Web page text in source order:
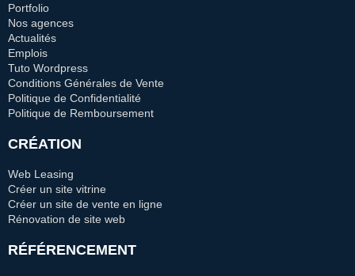
Portfolio
Nos agences
Actualités
Emplois
Tuto Wordpress
Conditions Générales de Vente
Politique de Confidentialité
Politique de Remboursement
CRÉATION
Web Leasing
Créer un site vitrine
Créer un site de vente en ligne
Rénovation de site web
RÉFÉRENCEMENT